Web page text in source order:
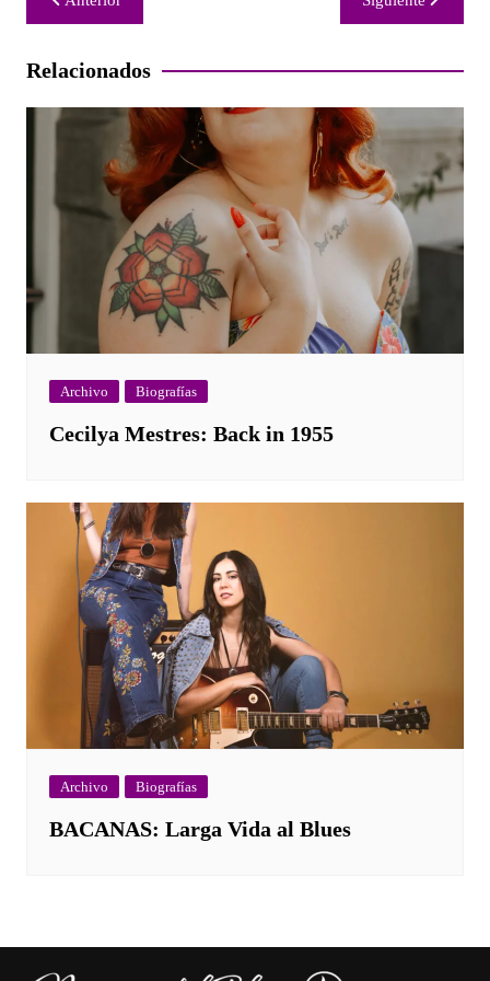
de
entradas
Relacionados
Archivo Biografías
Cecilya Mestres: Back in 1955
Archivo Biografías
BACANAS: Larga Vida al Blues